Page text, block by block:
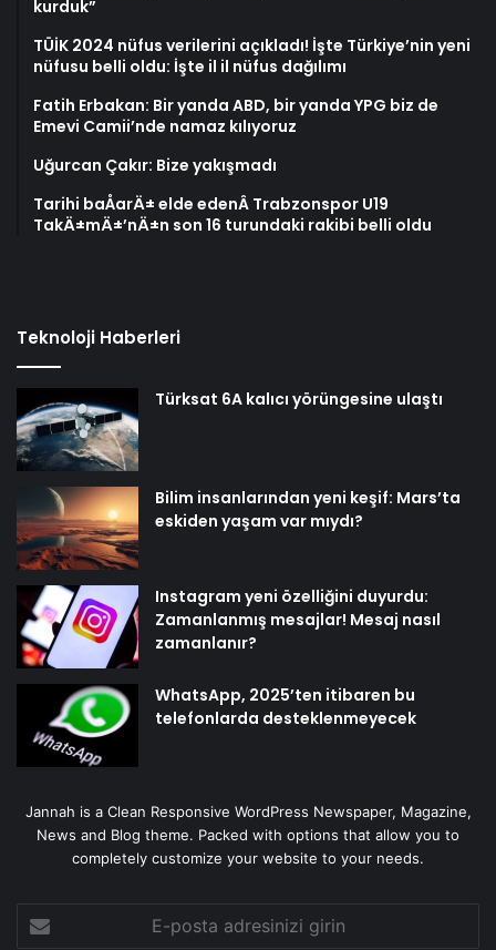
kurduk”
TÜİK 2024 nüfus verilerini açıkladı! İşte Türkiye’nin yeni
nüfusu belli oldu: İşte il il nüfus dağılımı
Fatih Erbakan: Bir yanda ABD, bir yanda YPG biz de
Emevi Camii’nde namaz kılıyoruz
Uğurcan Çakır: Bize yakışmadı
Tarihi baÅarÄ± elde edenÂ Trabzonspor U19
TakÄ±mÄ±’nÄ±n son 16 turundaki rakibi belli oldu
Teknoloji Haberleri
Türksat 6A kalıcı yörüngesine ulaştı
Bilim insanlarından yeni keşif: Mars’ta
eskiden yaşam var mıydı?
Instagram yeni özelliğini duyurdu:
Zamanlanmış mesajlar! Mesaj nasıl
zamanlanır?
WhatsApp, 2025’ten itibaren bu
telefonlarda desteklenmeyecek
Jannah is a Clean Responsive WordPress Newspaper, Magazine,
News and Blog theme. Packed with options that allow you to
completely customize your website to your needs.
posta